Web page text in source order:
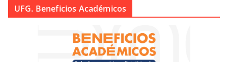
UFG. Beneficios Académicos